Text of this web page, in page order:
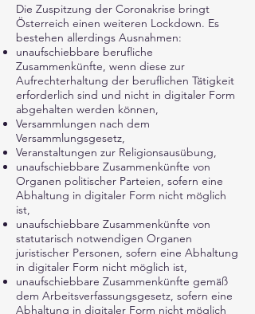
Die Zuspitzung der Coronakrise bringt
Österreich einen weiteren Lockdown. Es
bestehen allerdings Ausnahmen:
unaufschiebbare berufliche
Zusammenkünfte, wenn diese zur
Aufrechterhaltung der beruflichen Tätigkeit
erforderlich sind und nicht in digitaler Form
abgehalten werden können,
Versammlungen nach dem
Versammlungsgesetz,
Veranstaltungen zur Religionsausübung,
unaufschiebbare Zusammenkünfte von
Organen politischer Parteien, sofern eine
Abhaltung in digitaler Form nicht möglich
ist,
unaufschiebbare Zusammenkünfte von
statutarisch notwendigen Organen
juristischer Personen, sofern eine Abhaltung
in digitaler Form nicht möglich ist,
unaufschiebbare Zusammenkünfte gemäß
dem Arbeitsverfassungsgesetz, sofern eine
Abhaltung in digitaler Form nicht möglich